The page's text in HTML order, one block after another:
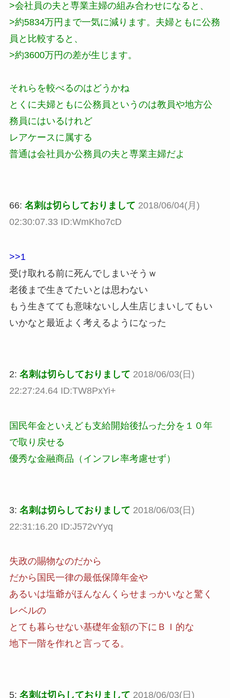
>会社員の夫と専業主婦の組み合わせになると、
>約5834万円まで一気に減ります。夫婦ともに公務
員と比較すると、
>約3600万円の差が生じます。
それらを較べるのはどうかね
とくに夫婦ともに公務員というのは教員や地方公
務員にはいるけれど
レアケースに属する
普通は会社員か公務員の夫と専業主婦だよ
66: 名刺は切らしておりまして 2018/06/04(月)
02:30:07.33 ID:WmKho7cD
>>1
受け取れる前に死んでしまいそうｗ
老後まで生きてたいとは思わない
もう生きてても意味ないし人生店じまいしてもい
いかなと最近よく考えるようになった
2: 名刺は切らしておりまして 2018/06/03(日)
22:27:24.64 ID:TW8PxYi+
国民年金といえども支給開始後払った分を１０年
で取り戻せる
優秀な金融商品（インフレ率考慮せず）
3: 名刺は切らしておりまして 2018/06/03(日)
22:31:16.20 ID:J572vYyq
失政の賜物なのだから
だから国民一律の最低保障年金や
あるいは塩爺がほんなんくらせまっかいなと驚く
レベルの
とても暮らせない基礎年金額の下にＢＩ的な
地下一階を作れと言ってる。
5: 名刺は切らしておりまして 2018/06/03(日)